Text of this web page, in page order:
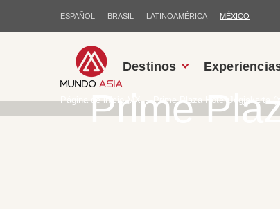
ESPAÑOL BRASIL LATINOAMÉRICA MÉXICO
Destinos
Prime
Página de inicio MX Prime Plaza Hotel Jogjakarta